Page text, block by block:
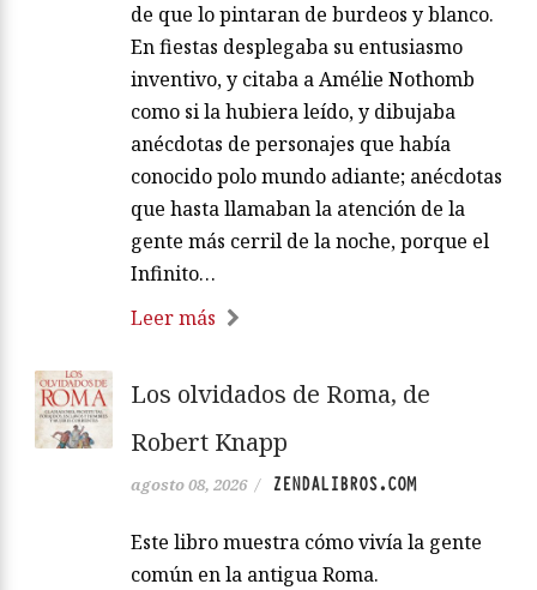
de que lo pintaran de burdeos y blanco.
En fiestas desplegaba su entusiasmo
inventivo, y citaba a Amélie Nothomb
como si la hubiera leído, y dibujaba
anécdotas de personajes que había
conocido polo mundo adiante; anécdotas
que hasta llamaban la atención de la
gente más cerril de la noche, porque el
Infinito…
Leer más
Los olvidados de Roma, de
Robert Knapp
agosto 08, 2026 / ZENDALIBROS.COM
Este libro muestra cómo vivía la gente
común en la antigua Roma.